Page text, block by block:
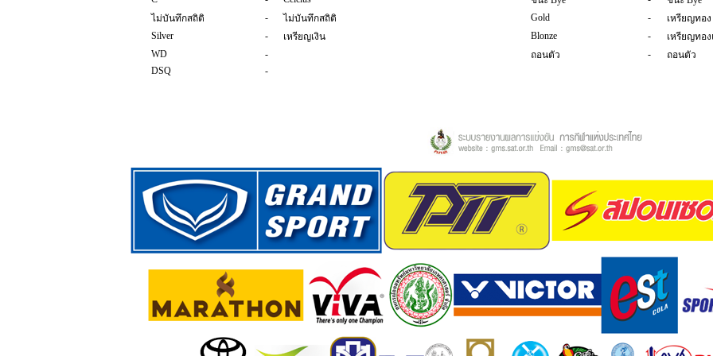
ไม่บันทึกสถิติ
- ไม่บันทึกสถิติ Gold -
เหรียญทอง
Silver
- เหรียญเงิน Blonze -
เหรียญทอ
WD
- ถอนตัว -
ถอนตัว
DSQ
-